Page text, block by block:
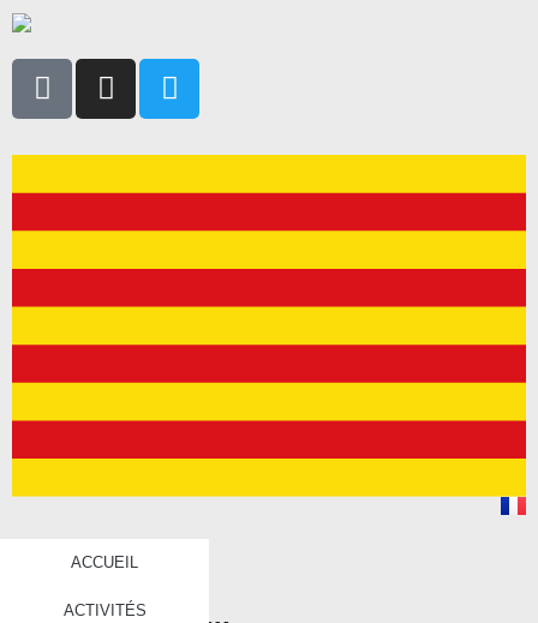
ACCUEIL
ACTIVITÉS